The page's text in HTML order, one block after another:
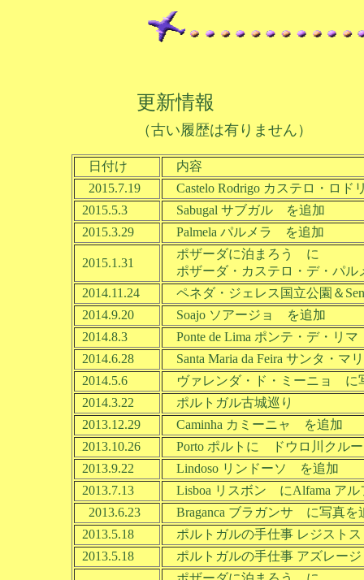
更新情報
（古い履歴は有りません）
日付け
内容
2015.7.19
Castelo Rodrigo カステロ・ロド
2015.5.3
Sabugal サブガル を追加
2015.3.29
Palmela パルメラ を追加
2015.1.31
ポザーダに泊まろう に
ポザーダ・カステロ・デ・パ
2014.11.24
ペネダ・ジェレス国立公園＆
2014.9.20
Soajo ソアージョ を追加
2014.8.3
Ponte de Lima ポンテ・デ・リ
2014.6.28
Santa Maria da Feira サンタ・
2014.5.6
ヴァレンダ・ド・ミーニョ に
2014.3.22
ポルトガル古城巡り
2013.12.29
Caminha カミーニャ を追加
2013.10.26
Porto ポルトに ドウロ川クル
2013.9.22
Lindoso リンドーソ を追加
2013.7.13
Lisboa リスボン にAlfama ア
2013.6.23
Braganca ブラガンサ に写真を
2013.5.18
ポルトガルの手仕事 レジスト
2013.5.18
ポルトガルの手仕事 アズレー